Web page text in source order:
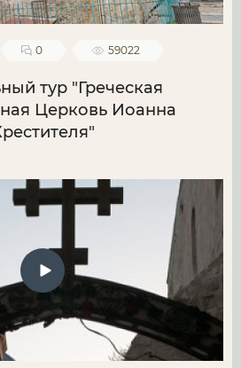
0 59022
тур "Греческая
Церковь Иоанна